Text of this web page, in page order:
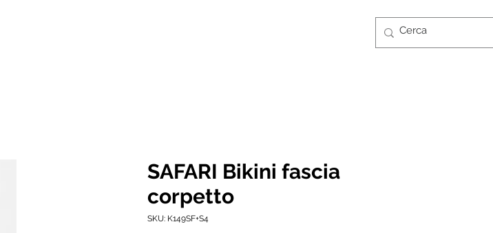
SAFARI Bikini fascia
corpetto
SKU: K149SF+S4